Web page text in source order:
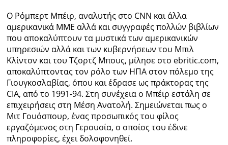
Ο Ρόμπερτ Μπέιρ, αναλυτής στο CNN και άλλα
αμερικανικά ΜΜΕ αλλά και συγγραφές πολλών βιβλίων
που αποκαλύπτουν τα μυστικά των αμερικανικών
υπηρεσιών αλλά και των κυβερνήσεων του Μπιλ
Κλίντον και του Τζορτζ Μπους, μίλησε στο ebritic.com,
αποκαλύπτοντας τον ρόλο των ΗΠΑ στον πόλεμο της
Γιουγκοσλαβίας, όπου και έδρασε ως πράκτορας της
CIA, από το 1991-94. Στη συνέχεια ο Μπέιρ εστάλη σε
επιχειρήσεις στη Μέση Ανατολή. Σημειώνεται πως ο
Μιτ Γουόσπουρ, ένας προσωπικός του φίλος
εργαζόμενος στη Γερουσία, ο οποίος του έδινε
πληροφορίες, έχει δολοφονηθεί.